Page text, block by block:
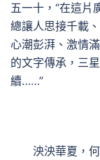
五一十，“在這片
總讓人思接千載
心潮彭湃、激情
的文字傳承，三
續……”
泱泱華夏，